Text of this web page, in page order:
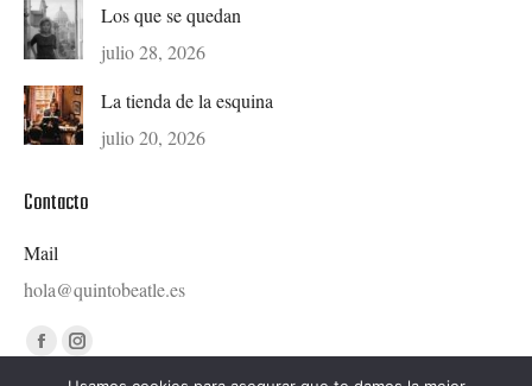
Los que se quedan
julio 28, 2026
La tienda de la esquina
julio 20, 2026
Contacto
Mail
hola@quintobeatle.es
Find us on:
FacebookInstagram